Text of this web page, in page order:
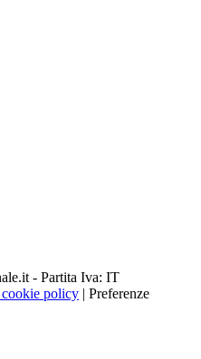
- Partita Iva: IT
policy | Preferenze